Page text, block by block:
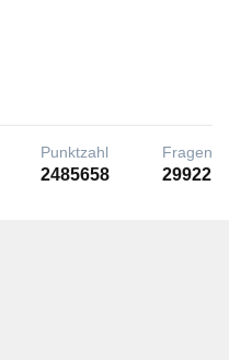
Punktzahl
2485658
Fragen
29922